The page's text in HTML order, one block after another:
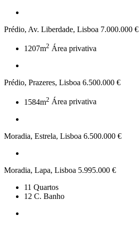
Prédio, Av. Liberdade, Lisboa 7.000.000 €
1207m2 Área privativa
Prédio, Prazeres, Lisboa 6.500.000 €
1584m2 Área privativa
Moradia, Estrela, Lisboa 6.500.000 €
Moradia, Lapa, Lisboa 5.995.000 €
11 Quartos
12 C. Banho